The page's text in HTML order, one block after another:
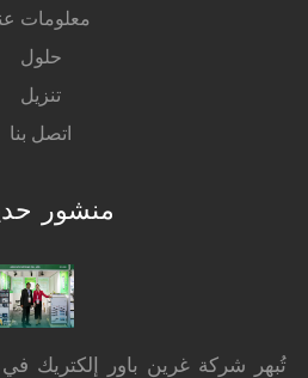
معلومات
حلول
تنزيل
اتصل بنا
منشور
تُبهر شركة غرين باور إلكتريك